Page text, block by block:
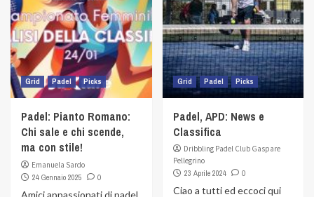
Grid Padel Picks
Padel: Pianto Romano:
Chi sale e chi scende,
ma con stile!
Emanuela Sardo
24 Gennaio 2025
0
Amici appassionati di padel
Grid Padel Picks
Padel, APD: News e
Classifica
Dribbling Padel Club Gaspare
Pellegrino
23 Aprile 2024
0
Ciao a tutti ed eccoci qui